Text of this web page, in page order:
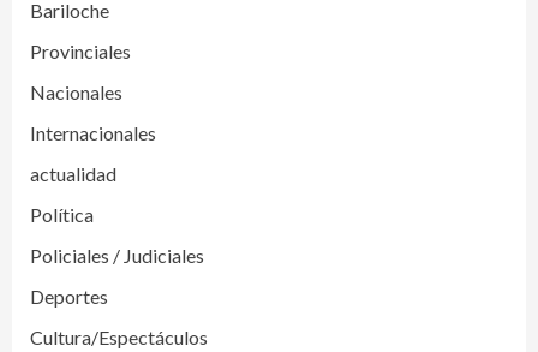
Bariloche
Provinciales
Nacionales
Internacionales
actualidad
Política
Policiales / Judiciales
Deportes
Cultura/Espectáculos